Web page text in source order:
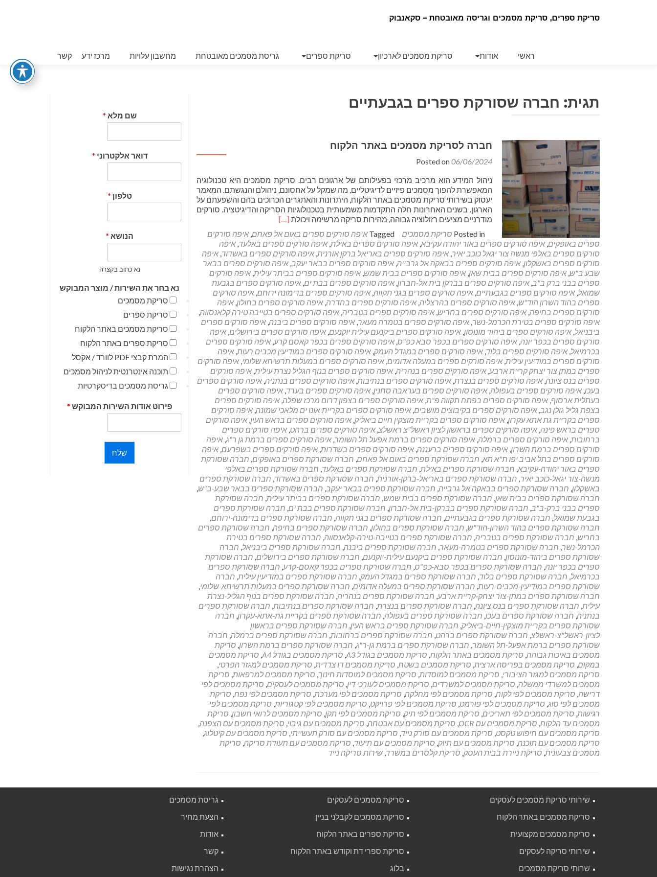
סריקת ספרים, סריקת מסמכים וגריסה מאובטחת – סקאנבוק
to
ראשי אודות סריקת מסמכים לארכיון סריקת ספרים גריסת מסמכים מאובטחת מחשבון עלויות מרכז ידע קשר
תגית: חברה שסורקת ספרים בגבעתיים
חברה לסריקת מסמכים באתר הלקוח
Posted on06/06/2024
ניהול המידע הוא מרכיב מרכזי בפעילותם של ארגונים רבים. סריקת מסמכים היא טכנולוגיה
המאפשרת להפוך מסמכים פיזיים לדיגיטליים, מה שמקל על אחסונם, ניהולם והנגשתם. המאמר
יעסוק בשירותי סריקת מסמכים באתר הלקוח, היתרונות והאתגרים הכרוכים בהם והשפעתם על
הארגון. בשנים האחרונות חלה התקדמות משמעותית בטכנולוגיות הסריקה והדיגיטציה. סורקים
מודרניים מציעים רזולוציה גבוהה, מהירות סריקה מרשימה ויכולתRead
more
about
חברה
לסריקת
מסמכים
באתר
הלקוח
[…]
Posted in סריקת מסמכים Tagged איפה סורקים ספרים באום אל פאחם, איפה סורקים
ספרים באופקים, איפה סורקים ספרים באור יהודה עקיבא, איפה סורקים ספרים באילת, איפה סורקים ספרים באלעד, איפה
סורקים ספרים באלפי מנשה צור יגאל כוכב יאיר, איפה סורקים ספרים באריאל ברקן אורנית, איפה סורקים ספרים באשדוד, איפה
סורקים ספרים באשקלון, איפה סורקים ספרים בבאקה אל גרבייה, איפה סורקים ספרים בבאר יעקב, איפה סורקים ספרים בבאר
שבע ב"ש, איפה סורקים ספרים בבית שאן, איפה סורקים ספרים בבית שמש, איפה סורקים ספרים בביתר עילית, איפה סורקים
ספרים בבני ברק ב"ב, איפה סורקים ספרים בברקן בית אל-חברון, איפה סורקים ספרים בבת ים, איפה סורקים ספרים בגבעת
שמואל, איפה סורקים ספרים בגבעתיים, איפה סורקים ספרים בגני תקווה, איפה סורקים ספרים בדימונה ירוחם, איפה סורקים
ספרים בהוד השרון הוד"ש, איפה סורקים ספרים בהרצליה, איפה סורקים ספרים בחדרה, איפה סורקים ספרים בחולון, איפה
סורקים ספרים בחיפה, איפה סורקים ספרים בחריש, איפה סורקים ספרים בטבריה, איפה סורקים ספרים בטייבה טירה קלאנסווה,
איפה סורקים ספרים בטירת הכרמל-נשר, איפה סורקים ספרים בטמרה מעאר, איפה סורקים ספרים ביבנה, איפה סורקים ספרים
ביבניאל, איפה סורקים ספרים ביהוד מונוסון, איפה סורקים ספרים ביקנעם עילית יוקנעם, איפה סורקים ספרים בירושלים, איפה
סורקים ספרים בכפר יונה, איפה סורקים ספרים בכפר סבא כפ"ס, איפה סורקים ספרים בכפר קאסם קרע, איפה סורקים ספרים
בכרמיאל, איפה סורקים ספרים בלוד, איפה סורקים ספרים במגדל העמק, איפה סורקים ספרים במודיעין מכבים רעות, איפה
סורקים ספרים במודיעין עילית, איפה סורקים ספרים במעלה אדומים, איפה סורקים ספרים במעלות תרשיחא שלומי, איפה סורקים
ספרים במתן צור יצחק קריית ארבע, איפה סורקים ספרים בנהריה, איפה סורקים ספרים בנוף הגליל נצרת עילית, איפה סורקים
ספרים בנס ציונה, איפה סורקים ספרים בנצרת, איפה סורקים ספרים בנתיבות, איפה סורקים ספרים בנתניה, איפה סורקים ספרים
בעכו, איפה סורקים ספרים בעפולה, איפה סורקים ספרים בעראבה סחנין, איפה סורקים ספרים בערד, איפה סורקים ספרים
בעתלית ארסוף, איפה סורקים ספרים בפתח תקווה פ"ת, איפה סורקים ספרים בצפון דרום מרכז שפלה, איפה סורקים ספרים
בצפת גליל גולן נגב, איפה סורקים ספרים בקיבוצים מושבים, איפה סורקים ספרים בקריית אונו ים מלאכי שמונה, איפה סורקים
ספרים בקריית גת אתא עקרון, איפה סורקים ספרים בקריית מוצקין חיים ביאליק, איפה סורקים ספרים בראש העין, איפה סורקים
ספרים בראש פינה, איפה סורקים ספרים בראשון לציון ראשל"צ ראשלצ, איפה סורקים ספרים ברהט, איפה סורקים ספרים
ברחובות, איפה סורקים ספרים ברמלה, איפה סורקים ספרים ברמת אפעל תל השומר, איפה סורקים ספרים ברמת גן ר"ג, איפה
סורקים ספרים ברמת השרון, איפה סורקים ספרים ברעננה, איפה סורקים ספרים בשדרות, איפה סורקים ספרים בשפרעם, איפה
סורקים ספרים בתל אביב יפו ת"א תא, חברה שסורקת ספרים באום אל פאחם, חברה שסורקת ספרים באופקים, חברה שסורקת
ספרים באור יהודה-עקיבא, חברה שסורקת ספרים באילת, חברה שסורקת ספרים באלעד, חברה שסורקת ספרים באלפי
מנשה-צור יגאל-כוכב יאיר, חברה שסורקת ספרים באריאל-ברקן-אורנית, חברה שסורקת ספרים באשדוד, חברה שסורקת ספרים
באשקלון, חברה שסורקת ספרים בבאקה אל גרבייה, חברה שסורקת ספרים בבאר יעקב, חברה שסורקת ספרים בבאר שבע-ב"ש,
חברה שסורקת ספרים בבית שאן, חברה שסורקת ספרים בבית שמש, חברה שסורקת ספרים בביתר עילית, חברה שסורקת
ספרים בבני ברק-ב"ב, חברה שסורקת ספרים בברקן-בית אל-חברון, חברה שסורקת ספרים בבת ים, חברה שסורקת ספרים
בגבעת שמואל, חברה שסורקת ספרים בגבעתיים, חברה שסורקת ספרים בגני תקווה, חברה שסורקת ספרים בדימונה-ירוחם,
חברה שסורקת ספרים בהוד השרון-הוד"ש, חברה שסורקת ספרים בחולון, חברה שסורקת ספרים בחיפה, חברה שסורקת ספרים
בחריש, חברה שסורקת ספרים בטבריה, חברה שסורקת ספרים בטייבה-טירה-קלאנסווה, חברה שסורקת ספרים בטירת
הכרמל-נשר, חברה שסורקת ספרים בטמרה-מעאר, חברה שסורקת ספרים ביבנה, חברה שסורקת ספרים ביבניאל, חברה
שסורקת ספרים ביהוד-מונוסון, חברה שסורקת ספרים ביקנעם עילית-יוקנעם, חברה שסורקת ספרים בירושלים, חברה שסורקת
ספרים בכפר יונה, חברה שסורקת ספרים בכפר סבא-כפ"ס, חברה שסורקת ספרים בכפר קאסם-קרע, חברה שסורקת ספרים
בכרמיאל, חברה שסורקת ספרים בלוד, חברה שסורקת ספרים במגדל העמק, חברה שסורקת ספרים במודיעין עילית, חברה
שסורקת ספרים במודיעין-מכבים-רעות, חברה שסורקת ספרים במעלה אדומים, חברה שסורקת ספרים במעלות תרשיחא-שלומי,
חברה שסורקת ספרים במתן-צור יצחק-קריית ארבע, חברה שסורקת ספרים בנהריה, חברה שסורקת ספרים בנוף הגליל-נצרת
עילית, חברה שסורקת ספרים בנס ציונה, חברה שסורקת ספרים בנצרת, חברה שסורקת ספרים בנתיבות, חברה שסורקת ספרים
בנתניה, חברה שסורקת ספרים בעכו, חברה שסורקת ספרים בעפולה, חברה שסורקת ספרים בקריית גת-אתא-עקרון, חברה
שסורקת ספרים בקריית מוצקין-חיים-ביאליק, חברה שסורקת ספרים בראש העין, חברה שסורקת ספרים בראשון
לציון-ראשל"צ-ראשלצ, חברה שסורקת ספרים ברהט, חברה שסורקת ספרים ברחובות, חברה שסורקת ספרים ברמלה, חברה
שסורקת ספרים ברמת אפעל-תל השומר, חברה שסורקת ספרים ברמת גן-ר"ג, חברה שסורקת ספרים ברמת השרון, סריקת
מסמכים באיכות גבוהה, סריקת מסמכים באתר הלקוח, סריקת מסמכים בגודל A3 , סריקת מסמכים בגודל A4 , סריקת מסמכים
במקום, סריקת מסמכים בפריסה ארצית, סריקת מסמכים בשטח, סריקת מסמכים דו צדדית, סריקת מסמכים למגזר הפרטי,
סריקת מסמכים למגזר הציבורי, סריקת מסמכים למוסדות, סריקת מסמכים למוסדות חינוך, סריקת מסמכים למרפאות, סריקת
מסמכים למשרדי ממשלה, סריקת מסמכים למשרדים, סריקת מסמכים לעורכי דין, סריקת מסמכים לעסקים, סריקת מסמכים לפי
דרישה, סריקת מסמכים לפי לקוח, סריקת מסמכים לפי מחלקה, סריקת מסמכים לפי מערכת, סריקת מסמכים לפי נפח, סריקת
מסמכים לפי סוג, סריקת מסמכים לפי פורמט, סריקת מסמכים לפי פרויקט, סריקת מסמכים לפי קטגוריות, סריקת מסמכים לפי
רגישות, סריקת מסמכים לפי תאריכים, סריקת מסמכים לפי תיק, סריקת מסמכים לפי תקן, סריקת מסמכים לרואי חשבון, סריקת
מסמכים עד הלקוח, סריקת מסמכים עם OCR , סריקת מסמכים עם אבטחה, סריקת מסמכים עם גיבוי, סריקת מסמכים עם הצפנה,
סריקת מסמכים עם חיפוש טקסט, סריקת מסמכים עם סורק נייד, סריקת מסמכים עם סורק תעשייתי, סריקת מסמכים עם קיטלוג,
סריקת מסמכים עם תוכנה, סריקת מסמכים עם תיוק, סריקת מסמכים עם תיעוד, סריקת מסמכים עם תעודת סריקה, סריקת
מסמכים צבעונית, סריקת ניירת בבית העסק, סריקת קלסרים במשרד, שירות סריקה נייד
שם מלא *
דואר אלקטרוני *
טלפון *
הנושא *
נא כתוב בקצרה
נא בחר את השירות / מוצר המבוקש
סריקת מסמכים
סריקת ספרים
סריקת מסמכים באתר הלקוח
סריקת ספרים באתר הלקוח
המרת קבצי PDF לוורד / אקסל
תוכנה אינטרנטית לניהול מסמכים
גריסת מסמכים בדיסקרטיות
פירוט אודות השירות המבוקש *
שלח
שירותי סריקת מסמכים לעסקים
סריקת מסמכים באתר הלקוח
סריקת מסמכים מקצועית
שירותי סריקה לעסקים
שרותי סריקת מסמכים
סריקת מסמכים לעסקים
סריקת מסמכים לקבלני בניין
סריקת ספרים באתר הלקוח
סריקת ספרי דת וקודש באתר הלקוח
בלוג
גריסת מסמכים
הצעת מחיר
אודות
קשר
הצהרת נגישות